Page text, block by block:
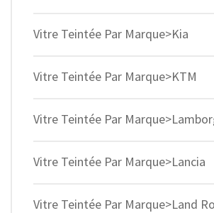
Vitre Teintée Par Marque>Kia
Vitre Teintée Par Marque>KTM
Vitre Teintée Par
Vitre Teintée Par Marque>Lancia
Vitre Teintée Par Marque>Land